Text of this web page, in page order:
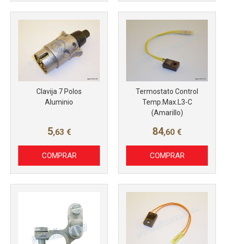
Clavija 7 Polos
Aluminio
5,63 €
COMPRAR
Termostato Control
Temp.Max.L3-C
(Amarillo)
84,60 €
COMPRAR
Más info Más info
Más info Más info